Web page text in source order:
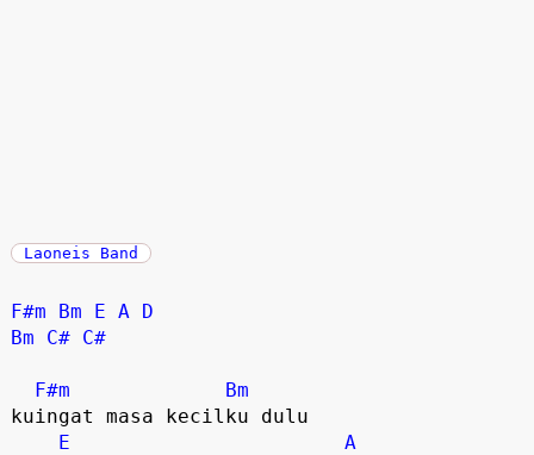
Laoneis Band
F#m Bm E A D
Bm
C# C#
F#m
Bm
kuingat masa kecilku dulu
E
A